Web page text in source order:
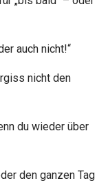
auch nicht!“
nicht den
du wieder über
den ganzen Tag